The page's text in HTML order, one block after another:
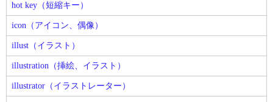
hot key（短縮キー）
icon（アイコン、偶像）
illust（イラスト）
illustration（挿絵、イラスト）
illustrator（イラストレーター）